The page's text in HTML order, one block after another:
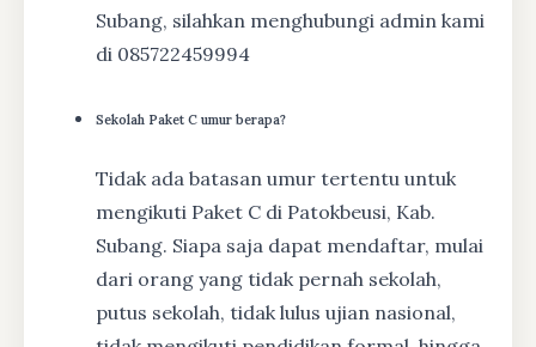
Subang, silahkan menghubungi admin kami
di 085722459994
Sekolah Paket C umur berapa?
Tidak ada batasan umur tertentu untuk
mengikuti Paket C di Patokbeusi, Kab.
Subang. Siapa saja dapat mendaftar, mulai
dari orang yang tidak pernah sekolah,
putus sekolah, tidak lulus ujian nasional,